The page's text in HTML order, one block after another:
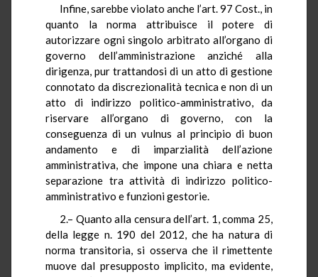
Infine, sarebbe violato anche l’art. 97 Cost., in
quanto la norma attribuisce il potere di
autorizzare ogni singolo arbitrato all’organo di
governo dell’amministrazione anziché alla
dirigenza, pur trattandosi di un atto di gestione
connotato da discrezionalità tecnica e non di un
atto di indirizzo politico-amministrativo, da
riservare all’organo di governo, con la
conseguenza di un vulnus al principio di buon
andamento e di imparzialità dell’azione
amministrativa, che impone una chiara e netta
separazione tra attività di indirizzo politico-
amministrativo e funzioni gestorie.
2.– Quanto alla censura dell’art. 1, comma 25,
della legge n. 190 del 2012, che ha natura di
norma transitoria, si osserva che il rimettente
muove dal presupposto implicito, ma evidente,